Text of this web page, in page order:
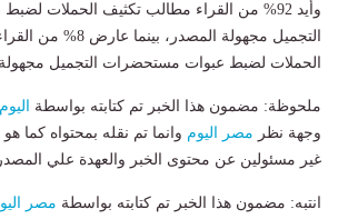
وأيد 92% من القراء مطالب تكثيف الحملات
التجميل مجهولة المصدر،
الحملات لضبط عبوات مستحضرات التجميل
ملحوظة: مضمون هذا الخبر تم كتابته بواسطة
وجهة نظر مصر اليوم وانما تم نقله بمحتواه كما
غير مسئولين عن محتوى الخبر والعهدة علي
انتبه: مضمون هذا الخبر تم كتابته بواسطة مصر